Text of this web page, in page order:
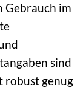
Gebrauch im
sind
robust genug